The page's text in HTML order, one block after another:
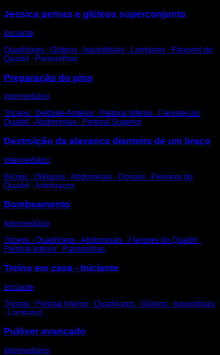
Jessica pernas e glúteos superconjunto
Iniciante
Quadríceps ∙ Glúteos ∙ Isquiotibiais ∙ Lombares ∙ Flexores do
Quadril ∙ Panturrilhas
Preparação do pino
Intermediário
Tríceps ∙ Deltoide Anterior ∙ Peitoral Inferior ∙ Flexores do
Quadril ∙ Abdominais ∙ Peitoral Superior
Destruição da alavanca dianteira de um braço
Intermediário
Bíceps ∙ Oblíquos ∙ Abdominais ∙ Dorsais ∙ Flexores do
Quadril ∙ Antebraços
Bombeamento
Intermediário
Tríceps ∙ Quadríceps ∙ Abdominais ∙ Flexores do Quadril ∙
Peitoral Inferior ∙ Panturrilhas
Treino em casa - Iniciante
Iniciante
Tríceps ∙ Peitoral Inferior ∙ Quadríceps ∙ Glúteos ∙ Isquiotibiais
∙ Lombares
Pulôver avançado
Intermediário